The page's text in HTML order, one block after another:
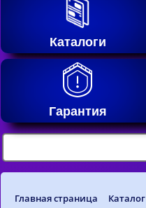
Каталоги
Гарантия
Главная страница Каталог